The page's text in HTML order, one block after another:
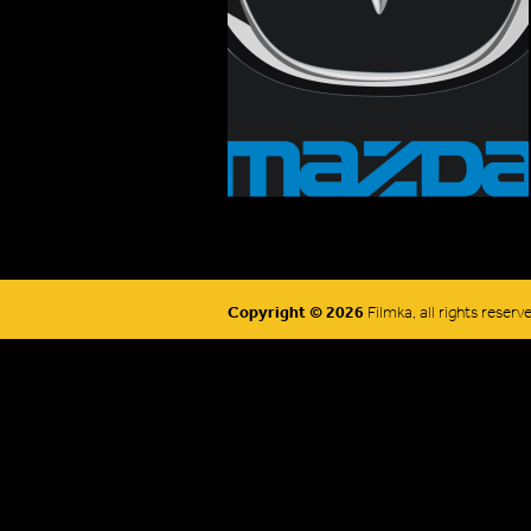
Copyright © 2026 Filmka, all rights